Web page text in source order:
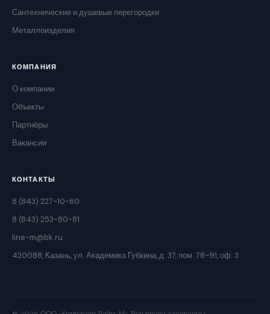
Сантехнические и душевые перегородки
Металлоизделия
КОМПАНИЯ
О компании
Объекты
Партнёры
Вакансии
КОНТАКТЫ
8 (843) 227-10-60
8 (843) 253-80-81
line-m@bk.ru
420088, Казань, ул. Академика Губкина, д. 37, пом. 78-91, оф. 3